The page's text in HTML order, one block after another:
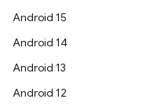
Android 15
Android 14
Android 13
Android 12